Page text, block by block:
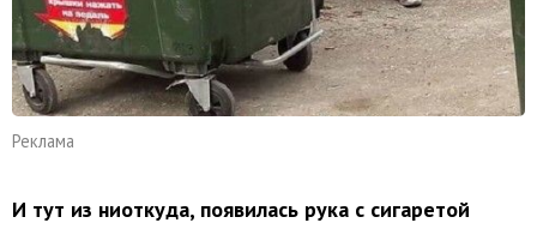
Реклама
И тут из ниоткуда, появилась рука с сигаретой